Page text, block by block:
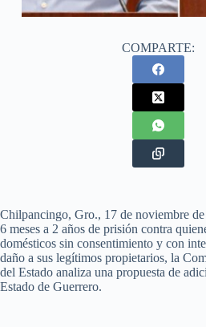
COMPARTE:
Chilpancingo, Gro., 17 de noviembre
6 meses a 2 años de prisión contra
domésticos sin consentimiento y con
daño a sus legítimos propietarios, la
del Estado analiza una propuesta de
Estado de Guerrero.